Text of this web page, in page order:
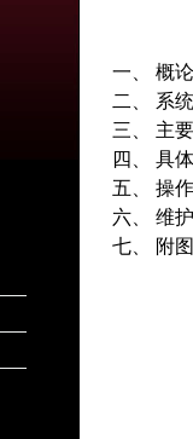
一、 概论
二、 系
三、 主
四、 具
五、 操
六、 维
七、 附图